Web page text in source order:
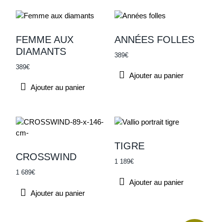
FEMME AUX
DIAMANTS
389€
Ajouter au panier
ANNÉES FOLLES
389€
Ajouter au panier
CROSSWIND
1 689€
Ajouter au panier
TIGRE
1 189€
Ajouter au panier